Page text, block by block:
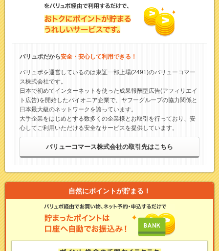
バリュポだから安全・安心して利用できる！
バリュポを運営しているのは東証一部上場(2491)のバリューコマー
ス株式会社です。
日本で初めてインターネットを使った成果報酬型広告(アフィリエイ
ト広告)を開始したパイオニア企業で、ヤフーグループの協力関係と
日本最大級のネットワークを誇っています。
大手企業をはじめとする数多くの企業様とお取引を行っており、安
心してご利用いただける安全なサービスを提供しています。
バリューコマース株式会社の取引先はこちら
自然にポイントが貯まる！